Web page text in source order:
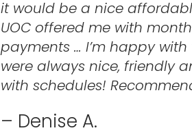
it would be a nice
UOC offered me with
payments … I’m happy with
were always nice, friendly
with schedules!
– Denise A.